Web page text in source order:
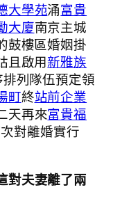
大學苑涌富貴
大廈南京主城
鼓樓區婚姻掛
且啟用新雅族
排列隊伍預定領
町終站前企業
天再來富貴福
對離婚實行
對夫妻離了兩